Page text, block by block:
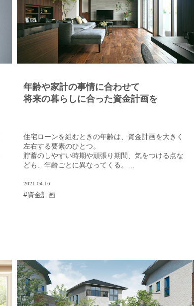
年齢や家計の事情に合わせて
将来の暮らしに合った資金計画を
住宅ローンを組むときの年齢は、資金計画を大きく
左右する要素のひとつ。
貯蓄のしやすい時期や頑張り期間、気をつける点な
ども、年齢ごとに異なってくる。
心できる資金計画を考えてみよう。
2021.04.16
#資金計画